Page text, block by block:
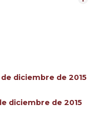
diciembre de 2015
diciembre de 2015